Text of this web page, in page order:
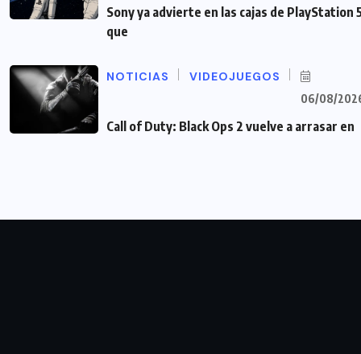
Sony ya advierte en las cajas de PlayStation
que
NOTICIAS VIDEOJUEGOS
06/08/
Call of Duty: Black Ops 2 vuelve a arrasar en